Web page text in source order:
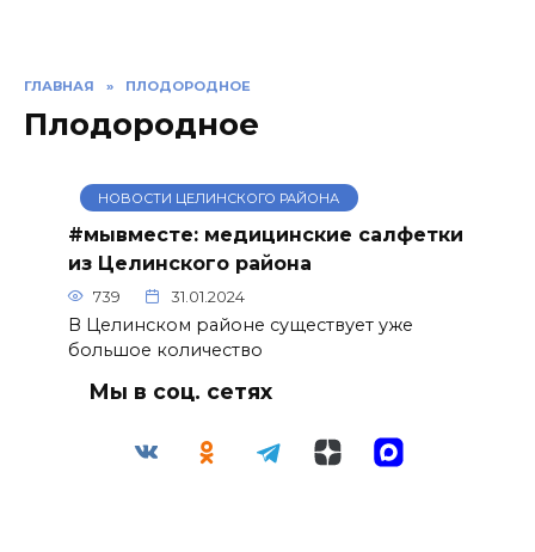
ГЛАВНАЯ » ПЛОДОРОДНОЕ
Плодородное
НОВОСТИ ЦЕЛИНСКОГО РАЙОНА
#мывместе: медицинские салфетки
из Целинского района
739 31.01.2024
В Целинском районе существует уже
большое количество
Мы в соц. сетях